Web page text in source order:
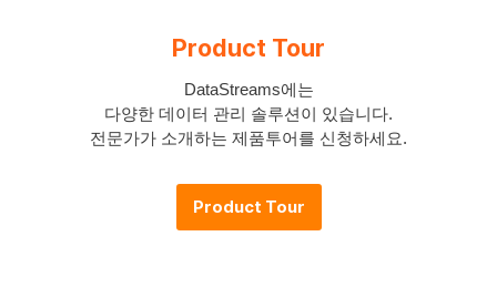
Product Tour
DataStreams에는
다양한 데이터 관리 솔루션이 있습니다.
전문가가 소개하는 제품투어를 신청하세요.
Product Tour